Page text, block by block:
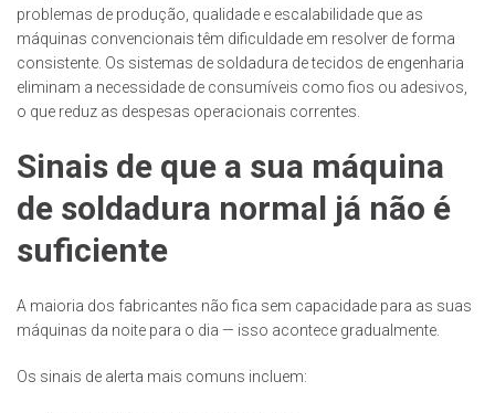
problemas de produção, qualidade e escalabilidade que as
máquinas convencionais têm dificuldade em resolver de forma
consistente. Os sistemas de soldadura de tecidos de engenharia
eliminam a necessidade de consumíveis como fios ou adesivos,
o que reduz as despesas operacionais correntes.
Sinais de que a sua máquina
de soldadura normal já não é
suficiente
A maioria dos fabricantes não fica sem capacidade para as suas
máquinas da noite para o dia — isso acontece gradualmente.
Os sinais de alerta mais comuns incluem: